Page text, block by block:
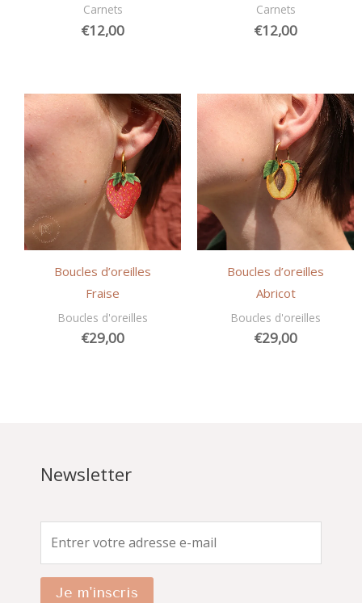
Carnets
€12,00
Carnets
€12,00
Boucles d’oreilles
Fraise
Boucles d'oreilles
€29,00
Boucles d’oreilles
Abricot
Boucles d'oreilles
€29,00
Newsletter
Je m'inscris